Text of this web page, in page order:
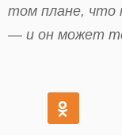
том плане, что
— и он может